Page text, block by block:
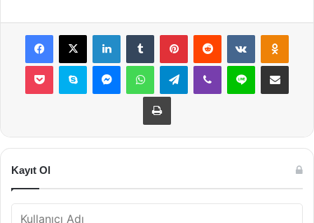
Facebook
X LinkedInTumblr PinterestReddit VKontakte
Pocket Skype MessengerWhatsAppTelegramViber Line E-Posta ile
Yazdır
Kayıt Ol